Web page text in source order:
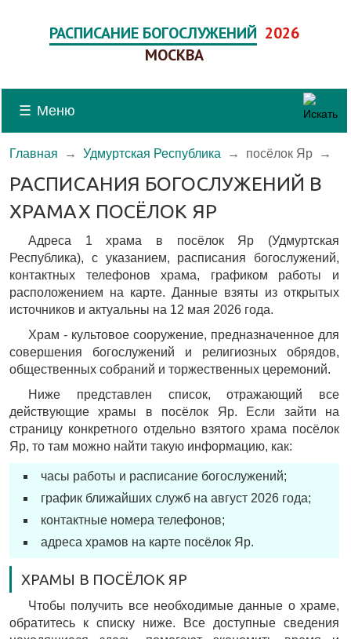
РАСПИСАНИЕ БОГОСЛУЖЕНИЙ 2026
МОСКВА
☰ Меню
Главная → Удмуртская Республика → посёлок Яр →
РАСПИСАНИЯ БОГОСЛУЖЕНИЙ В
ХРАМАХ ПОСЁЛОК ЯР
Адреса 1 храма в посёлок Яр (Удмуртская
Республика), c указанием, расписания богослужений,
контактных телефонов храма, графиком работы и
расположением на карте. Данные взяты из открытых
источников и актуальны на 12 мая 2026 года.
Храм - культовое сооружение, предназначенное для
совершения богослужений и религиозных обрядов,
общественных собраний и торжественных церемоний.
Ниже представлен список, отражающий все
действующие храмы в посёлок Яр. Если зайти на
страницу конкретного отдельно взятого храма посёлок
Яр, то там можно найти такую информацию, как:
часы работы и расписание богослужений;
график ближайших служб на август 2026 года;
контактные номера телефонов;
адреса храмов на карте посёлок Яр.
ХРАМЫ В ПОСЁЛОК ЯР
Чтобы получить все необходимые данные о храме,
обратитесь к списку ниже. Все доступные сведения